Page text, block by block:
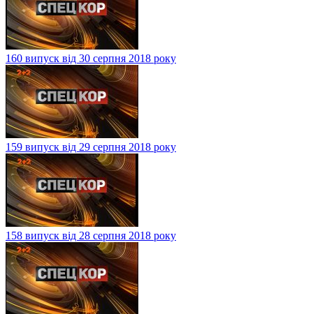
160 випуск від 30 серпня 2018 року
159 випуск від 29 серпня 2018 року
158 випуск від 28 серпня 2018 року